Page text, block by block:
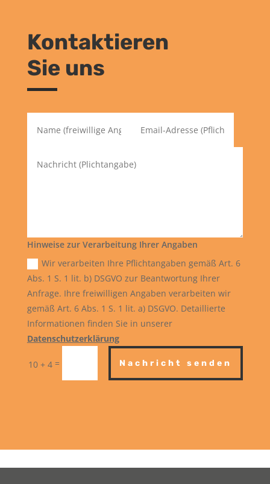
Kontaktieren
Sie uns
Hinweise zur Verarbeitung Ihrer Angaben
Wir verarbeiten Ihre Pflichtangaben gemäß Art. 6
Abs. 1 S. 1 lit. b) DSGVO zur Beantwortung Ihrer
Anfrage. Ihre freiwilligen Angaben verarbeiten wir
gemäß Art. 6 Abs. 1 S. 1 lit. a) DSGVO. Detaillierte
Informationen finden Sie in unserer
Datenschutzerklärung
10 + 4 = Nachricht senden